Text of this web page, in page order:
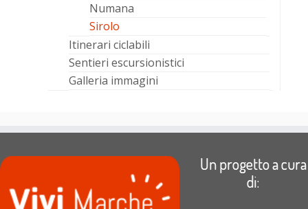
Numana
Sirolo
Itinerari ciclabili
Sentieri escursionistici
Galleria immagini
Un progetto a cura
di: